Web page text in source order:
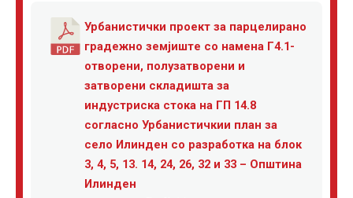
Урбанистички проект за парцелирано
градежно земјиште со намена Г4.1-
отворени, полузатворени и
затворени складишта за
индустриска стока на ГП 14.8
согласно Урбанистичкии план за
село Илинден со разработка на блок
3, 4, 5, 13. 14, 24, 26, 32 и 33 – Општина
Илинден